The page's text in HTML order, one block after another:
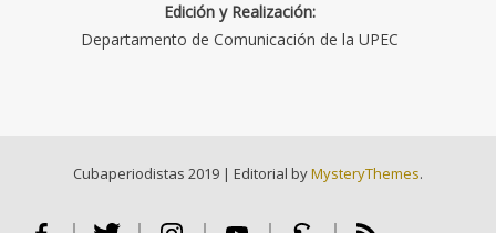
Edición y Realización:
Departamento de Comunicación de la UPEC
Cubaperiodistas 2019 | Editorial byMysteryThemes.